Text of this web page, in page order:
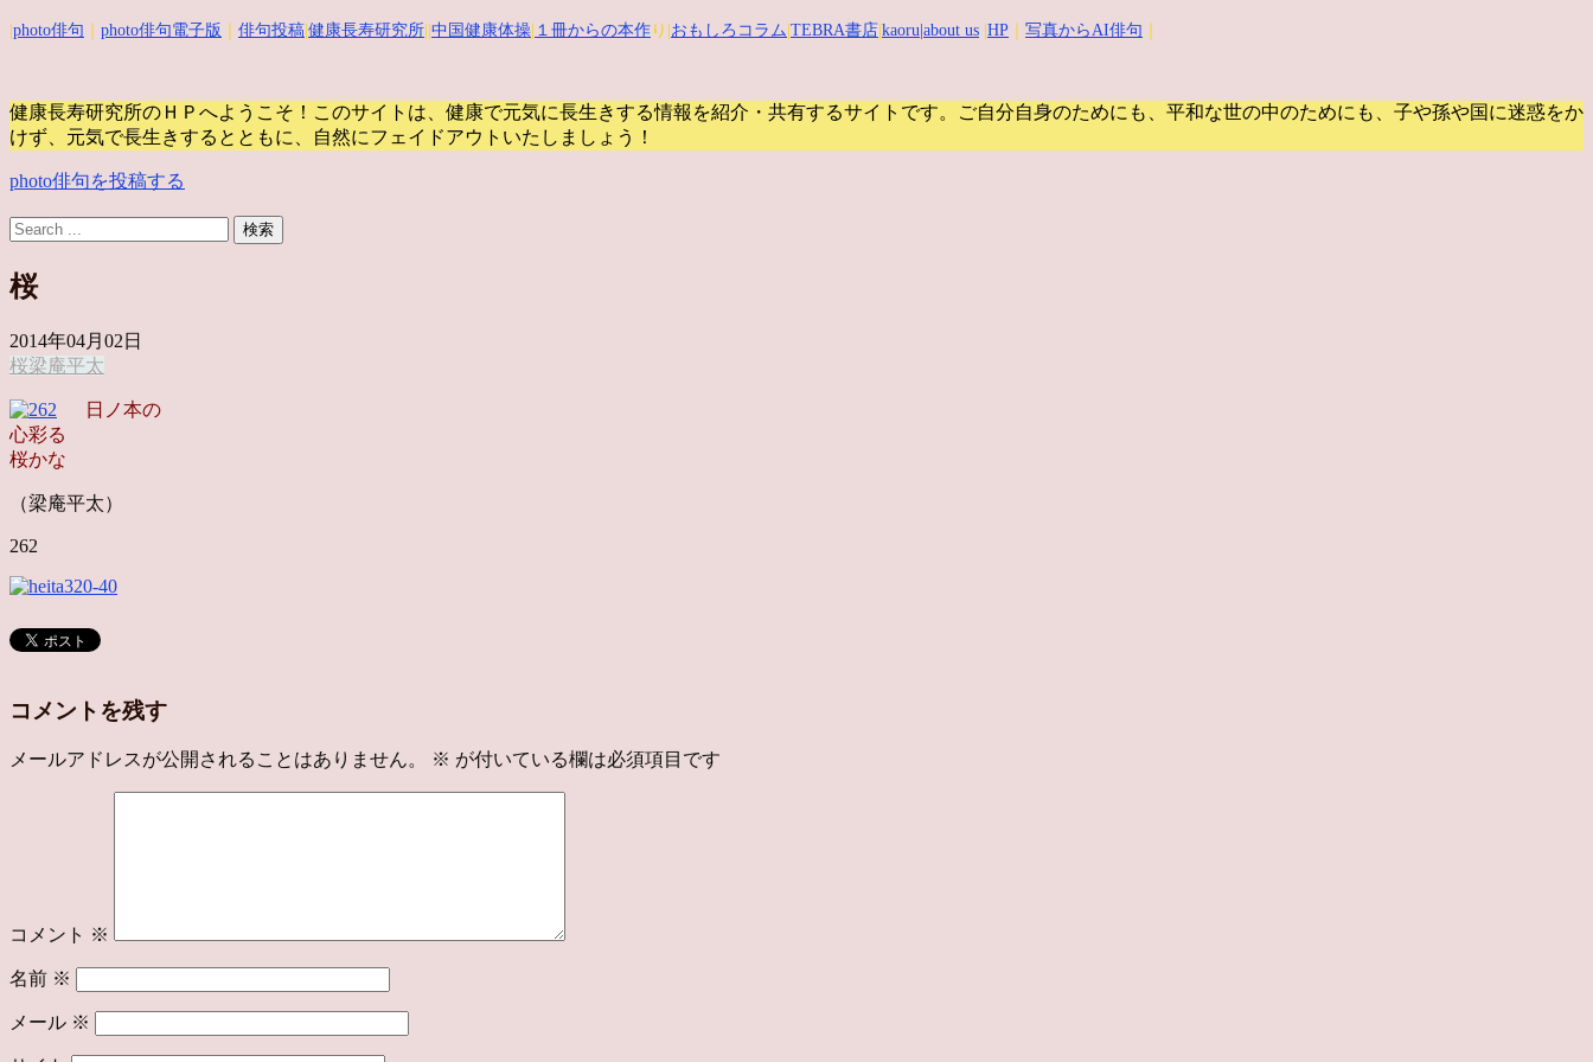
photo俳句 photo俳句電子版 俳句投稿 健康長寿研究所 中国健康体操 １冊からの本作 り| おもしろコラム TEBRA書店 kaoru |about us HP 写真からAI俳句
健康長寿研究所のＨＰへようこそ！このサイトは、健康で元気に長生きする情報を紹介・共有するサイトです。
ご自分自身のためにも、平和な世の中のためにも、子や孫や国に迷惑をか
けず、元気で長生きするとともに、自然にフェイドアウトいたしましょう！
photo俳句を投稿する
桜
2014年04月02日
桜梁庵平太
日ノ本の
心彩る
桜かな
（梁庵平太）
262
コメントを残す
メールアドレスが公開されることはありません。 ※ が付いている欄は必須項目です
コメント ※
名前 ※
メール ※